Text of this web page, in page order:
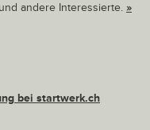
andere Interessierte. »
bei startwerk.ch